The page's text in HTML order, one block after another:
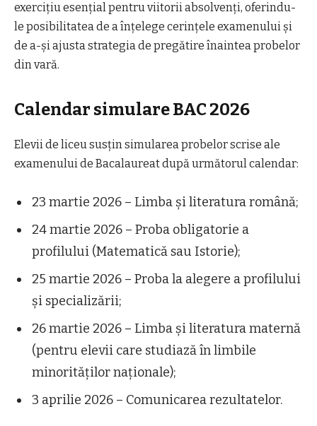
exercițiu esențial pentru viitorii absolvenți, oferindu-
le posibilitatea de a înțelege cerințele examenului și
de a-și ajusta strategia de pregătire înaintea probelor
din vară.
Calendar simulare BAC 2026
Elevii de liceu susțin simularea probelor scrise ale
examenului de Bacalaureat după următorul calendar:
23 martie 2026 – Limba și literatura română;
24 martie 2026 – Proba obligatorie a
profilului (Matematică sau Istorie);
25 martie 2026 – Proba la alegere a profilului
și specializării;
26 martie 2026 – Limba și literatura maternă
(pentru elevii care studiază în limbile
minorităților naționale);
3 aprilie 2026 – Comunicarea rezultatelor.